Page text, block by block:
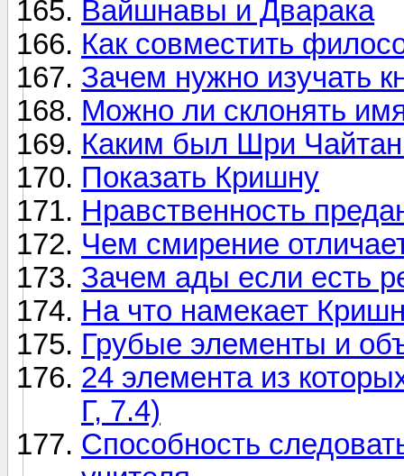
Вайшнавы и Дварака
Как совместить
Зачем нужно изучать
Можно ли склонять
Каким был Шри
Показать Кришну
Нравственность
Чем смирение
Зачем ады если есть
На что намекает
Грубые элементы и
24 элемента из
Г, 7.4)
Способность